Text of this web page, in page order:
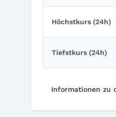
Höchstkurs (24h)
Tiefstkurs (24h)
Informationen zu